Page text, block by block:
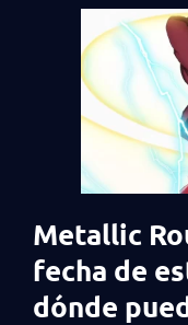
Metallic
fecha de
dónde